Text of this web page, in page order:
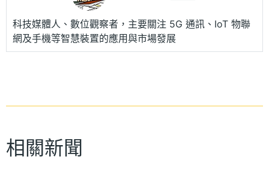
科技媒體人、數位觀察者，主要關注 5G 通訊、IoT 物聯
網及手機等智慧裝置的應用與市場發展
相關新聞